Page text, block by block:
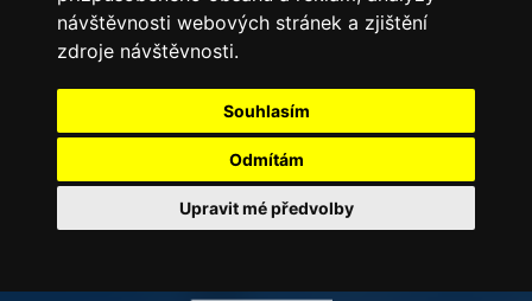
návštěvnosti webových stránek a zjištění
zdroje návštěvnosti.
Souhlasím
Odmítám
Upravit mé předvolby